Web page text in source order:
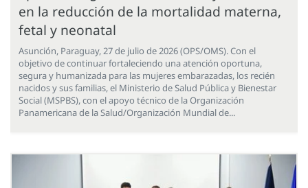
en la reducción de la mortalidad materna,
fetal y neonatal
Asunción, Paraguay, 27 de julio de 2026 (OPS/OMS). Con el
objetivo de continuar fortaleciendo una atención oportuna,
segura y humanizada para las mujeres embarazadas, los recién
nacidos y sus familias, el Ministerio de Salud Pública y Bienestar
Social (MSPBS), con el apoyo técnico de la Organización
Panamericana de la Salud/Organización Mundial de...